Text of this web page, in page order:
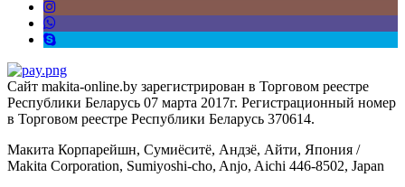
Сайт makita-online.by зарегистрирован в Торговом реестре
Республики Беларусь 07 марта 2017г. Регистрационный номер
в Торговом реестре Республики Беларусь 370614.
Макита Корпарейшн, Сумиёситё, Андзё, Айти, Япония /
Makita Corporation, Sumiyoshi-cho, Anjo, Aichi 446-8502, Japan